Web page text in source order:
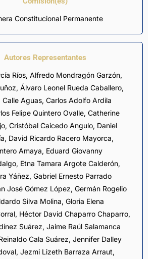
Constitucional Permanente
Autores Representantes
Ríos, Alfredo Mondragón Garzón,
, Álvaro Leonel Rueda Caballero,
Aguas, Carlos Adolfo Ardila
Felipe Quintero Ovalle, Catherine
, Cristóbal Caicedo Angulo, Daniel
, David Ricardo Racero Mayorca,
Amaya, Eduard Giovanny
, Etna Tamara Argote Calderón,
Yáñez, Gabriel Ernesto Parrado
José Gómez López, Germán Rogelio
Silva Molina, Gloria Elena
, Héctor David Chaparro Chaparro,
Suárez, Jaime Raúl Salamanca
Cala Suárez, Jennifer Dalley
, Jezmi Lizeth Barraza Arraut,